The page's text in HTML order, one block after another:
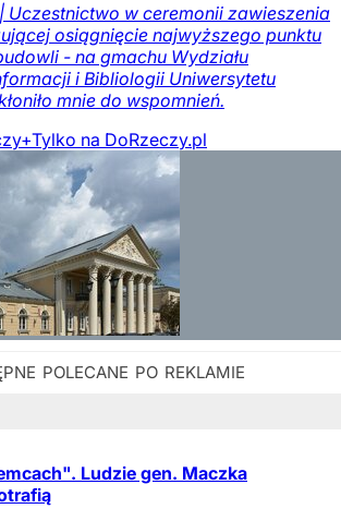
| Uczestnictwo w ceremonii zawieszenia
osiągnięcie najwyższego punktu
- na gmachu Wydziału
i Bibliologii Uniwersytetu
mnie do wspomnień.
Tylko na DoRzeczy.pl
Ludzie gen. Maczka